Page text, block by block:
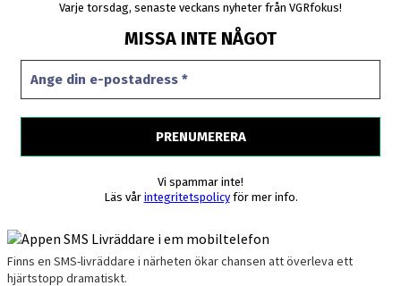
Varje torsdag, senaste veckans nyheter från VGRfokus!
MISSA INTE NÅGOT
Vi spammar inte!
Läs vår integritetspolicyför mer info.
Finns en SMS-livräddare i närheten ökar chansen att överleva ett
hjärtstopp dramatiskt.